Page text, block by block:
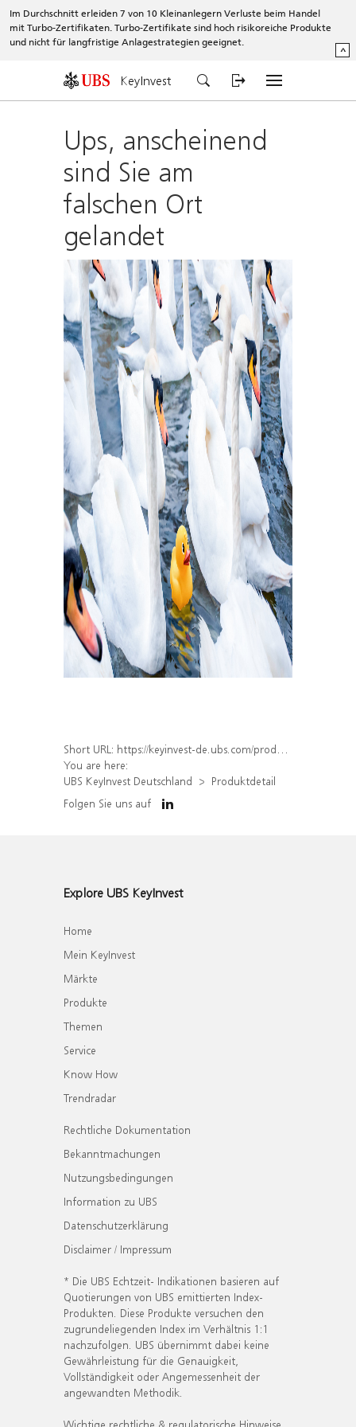
Im Durchschnitt erleiden 7 von 10 Kleinanlegern Verluste beim Handel
mit Turbo-Zertifikaten. Turbo-Zertifikate sind hoch risikoreiche Produkte
und nicht für langfristige Anlagestrategien geeignet.
^
KeyInvest
Ups, anscheinend
sind Sie am
falschen Ort
gelandet
Short URL: https://keyinvest-de.ubs.com/produkt/detail/index/isin/DE000WA7TEB6
You are here:
UBS KeyInvest Deutschland
Produktdetail
Folgen Sie uns auf
Explore UBS KeyInvest
Home
Mein KeyInvest
Märkte
Produkte
Themen
Service
Know How
Trendradar
Rechtliche Dokumentation
Bekanntmachungen
Nutzungsbedingungen
Information zu UBS
Datenschutzerklärung
Disclaimer / Impressum
* Die UBS Echtzeit- Indikationen basieren auf
Quotierungen von UBS emittierten Index-
Produkten. Diese Produkte versuchen den
zugrundeliegenden Index im Verhältnis 1:1
nachzufolgen. UBS übernimmt dabei keine
Gewährleistung für die Genauigkeit,
Vollständigkeit oder Angemessenheit der
angewandten Methodik.